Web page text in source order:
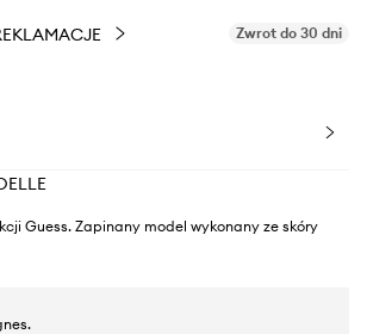
Zwrot do 30 dni
Guess. Zapinany model wykonany ze skóry